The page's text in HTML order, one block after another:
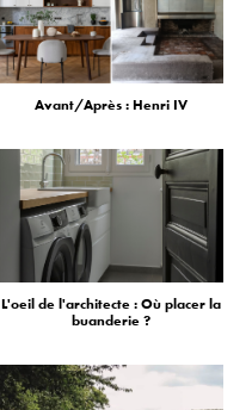
Avant/Après : Henri IV
L'oeil de l'architecte : Où placer la
buanderie ?